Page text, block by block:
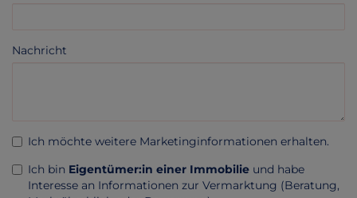
Nachricht
Ich möchte weitere Marketinginformationen erhalten.
Ich bin Eigentümer:in einer Immobilie und habe
Interesse an Informationen zur Vermarktung (Beratung,